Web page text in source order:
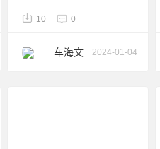
10 0
车海文 2024-01-04